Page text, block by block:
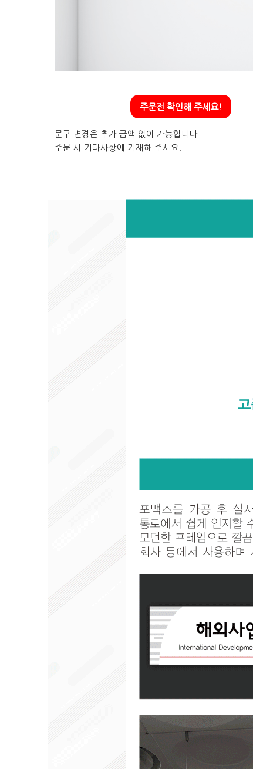
주문전 확인해 주세요!
문구 변경은 추가 금액 없이 가능합니다.
주문 시 기타사항에 기재해 주세요.